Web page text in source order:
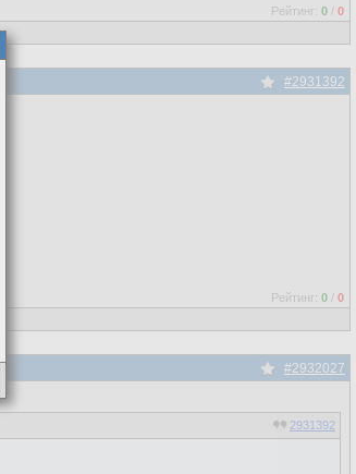
Рейтинг: 0 / 0
#2931392
Рейтинг: 0 / 0
#2932027
2931392